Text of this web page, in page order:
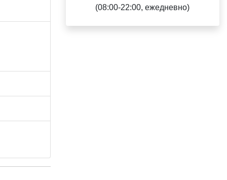
(08:00-22:00, ежедневно)